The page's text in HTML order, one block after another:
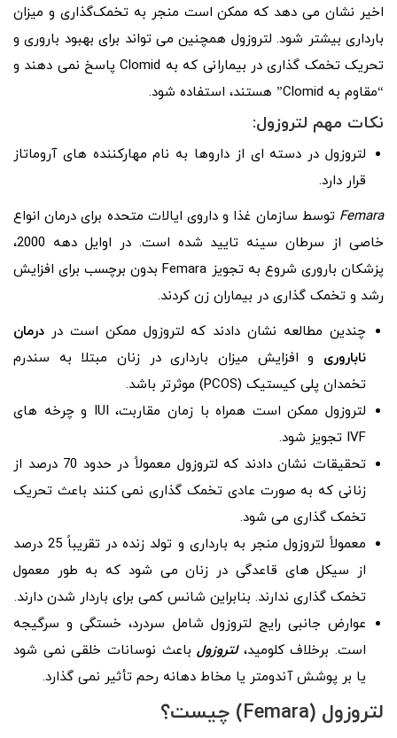
اخیر نشان می‌ دهد که ممکن است منجر به تخمک‌گذاری و میزان
بارداری بیشتر شود. لتروزول همچنین می تواند برای بهبود باروری و
تحریک تخمک گذاری در بیمارانی که به Clomid پاسخ نمی دهند و
“مقاوم به Clomid” هستند، استفاده شود.
نکات مهم لتروزول:
لتروزول در دسته ای از داروها به نام مهارکننده های آروماتاز
قرار دارد.
Femara توسط سازمان غذا و داروی ایالات متحده برای درمان انواع
خاصی از سرطان سینه تایید شده است. در اوایل دهه 2000،
پزشکان باروری شروع به تجویز Femara بدون برچسب برای افزایش
رشد و تخمک گذاری در بیماران زن کردند.
چندین مطالعه نشان دادند که لتروزول ممکن است در درمان
ناباروری و افزایش میزان بارداری در زنان مبتلا به سندرم
تخمدان پلی کیستیک (PCOS) موثرتر باشد.
لتروزول ممکن است همراه با زمان مقاربت، IUI و چرخه های
IVF تجویز شود.
تحقیقات نشان دادند که لتروزول معمولاً در حدود 70 درصد از
زنانی که به صورت عادی تخمک گذاری نمی کنند باعث تحریک
تخمک گذاری می شود.
معمولاً لتروزول منجر به بارداری و تولد زنده در تقریباً 25 درصد
از سیکل های قاعدگی در زنان می شود که به طور معمول
تخمک گذاری ندارند. بنابراین شانس کمی برای باردار شدن دارند.
عوارض جانبی رایج لتروزول شامل سردرد، خستگی و سرگیجه
است. برخلاف کلومید،لتروزولباعث نوسانات خلقی نمی شود
یا بر پوشش آندومتر یا مخاط دهانه رحم تأثیر نمی گذارد.
لتروزول (Femara) چیست؟